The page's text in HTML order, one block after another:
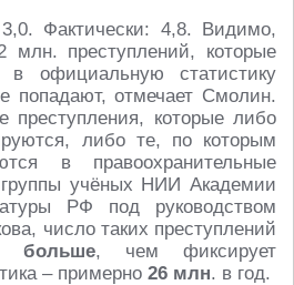
Фактически: 4,8. Видимо,
млн. преступлений, которые
в официальную статистику
попадают, отмечает Смолин.
преступления, которые либо
либо те, по которым
в правоохранительные
учёных НИИ Академии
РФ под руководством
число таких преступлений
, чем фиксирует
– примерно 26 млн. в год.